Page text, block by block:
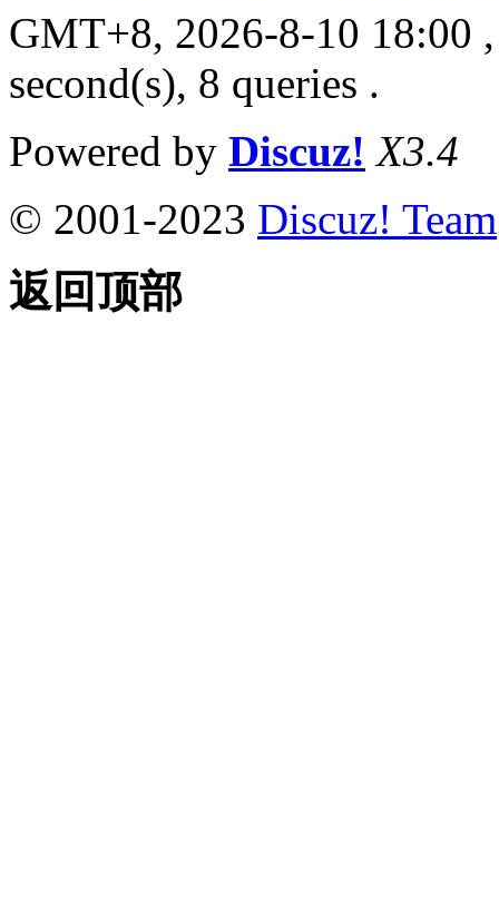
GMT+8, 2026-8-10 18:00
second(s), 8 queries .
Powered by Discuz! X3.4
© 2001-2023 Discuz! Team
返回顶部